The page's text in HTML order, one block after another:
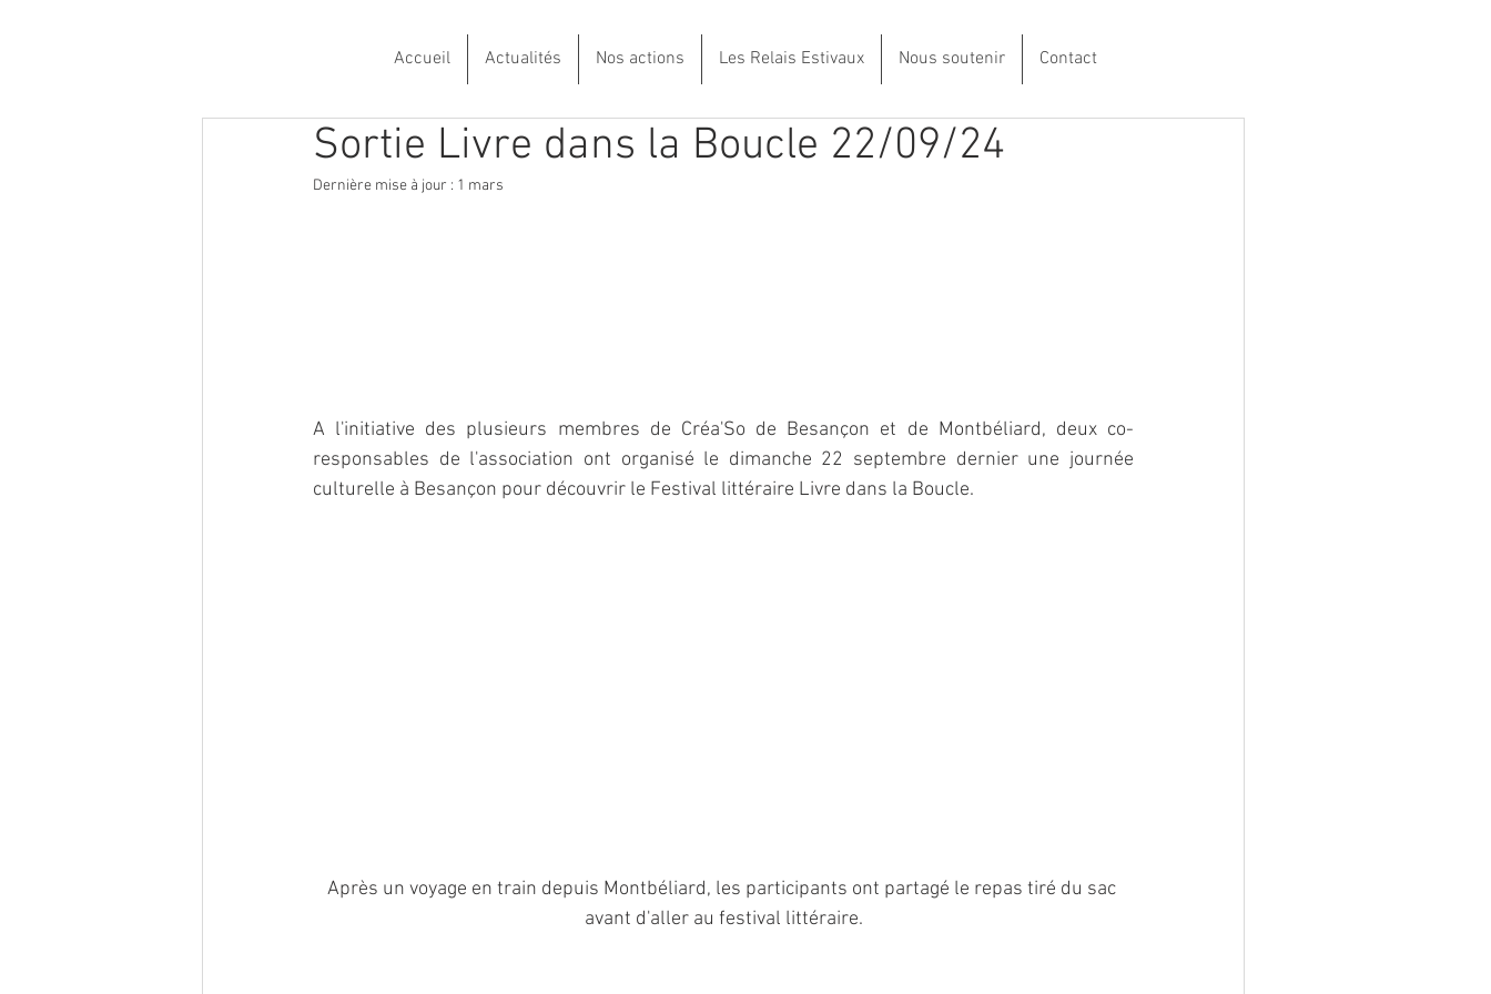
Accueil Actualités Nos actions Les Relais Estivaux Nous soutenir Contact
Sortie Livre dans la Boucle 22/09/24
Dernière mise à jour : 1 mars
A l'initiative des plusieurs membres de Créa'So de Besançon et de Montbéliard, deux co-
responsables de l'association ont organisé le dimanche 22 septembre dernier une journée
culturelle à Besançon pour découvrir le Festival littéraire Livre dans la Boucle.
Après un voyage en train depuis Montbéliard, les participants ont partagé le repas tiré du sac
avant d'aller au festival littéraire.